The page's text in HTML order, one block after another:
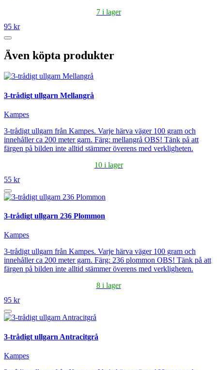
7 i lager
95 kr
Även köpta produkter
3-trådigt ullgarn Mellangrå
Kampes
3-trådigt ullgarn från Kampes. Varje härva väger 100 gram och
innehåller ca 200 meter garn. Färg: mellangrå OBS! Tänk på att
färgen på bilden inte alltid stämmer överens med verkligheten.
10 i lager
55 kr
3-trådigt ullgarn 236 Plommon
Kampes
3-trådigt ullgarn från Kampes. Varje härva väger 100 gram och
innehåller ca 200 meter garn. Färg: 236 plommon OBS! Tänk på att
färgen på bilden inte alltid stämmer överens med verkligheten.
8 i lager
95 kr
3-trådigt ullgarn Antracitgrå
Kampes